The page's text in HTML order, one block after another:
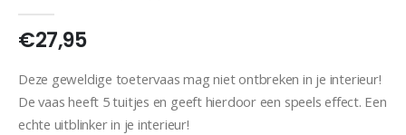
€27,95
Deze geweldige toetervaas mag niet ontbreken in je interieur!
De vaas heeft 5 tuitjes en geeft hierdoor een speels effect. Een
echte uitblinker in je interieur!